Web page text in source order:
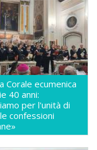
Corale ecumenica
40 anni:
per l'unità di
confessioni